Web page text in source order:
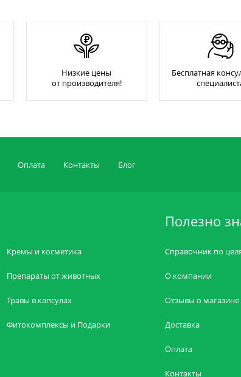
Низкие цены
от производителя!
Бесплатная
Оплата Контакты Блог
Кремы и косметика
Препараты от животных
Травы в капсулах
Фитокомплексы и Подарки
Полезно
Справочник по
О компании
Отзывы о магазине
Доставка
Оплата
Контакты